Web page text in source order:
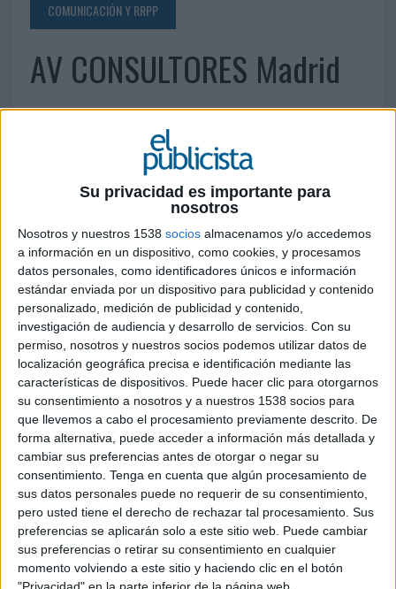
Su privacidad es importante para
nosotros
Nosotros y nuestros 1538 socios almacenamos y/o accedemos
a información en un dispositivo, como cookies, y procesamos
datos personales, como identificadores únicos e información
estándar enviada por un dispositivo para publicidad y contenido
personalizado, medición de publicidad y contenido,
investigación de audiencia y desarrollo de servicios. Con su
permiso, nosotros y nuestros socios podemos utilizar datos de
localización geográfica precisa e identificación mediante las
características de dispositivos. Puede hacer clic para otorgarnos
su consentimiento a nosotros y a nuestros 1538 socios para
que llevemos a cabo el procesamiento previamente descrito. De
forma alternativa, puede acceder a información más detallada y
cambiar sus preferencias antes de otorgar o negar su
consentimiento. Tenga en cuenta que algún procesamiento de
sus datos personales puede no requerir de su consentimiento,
pero usted tiene el derecho de rechazar tal procesamiento. Sus
preferencias se aplicarán solo a este sitio web. Puede cambiar
sus preferencias o retirar su consentimiento en cualquier
momento volviendo a este sitio y haciendo clic en el botón
"Privacidad" en la parte inferior de la página web.
COMUNICACIÓN Y RRPP
AV CONSULTORES Madrid
Avda. Pesadilla, 42. Fuente del Fresno 28708 San
Sebastián de los Reyes (Madrid) Tel.: 91 623 60 67
Fax: 91 623 75 61info@avconsultores.net
www.avconsultores.net
IMPRIMIR
TWEET
SHARE
ENVIAR
PIN